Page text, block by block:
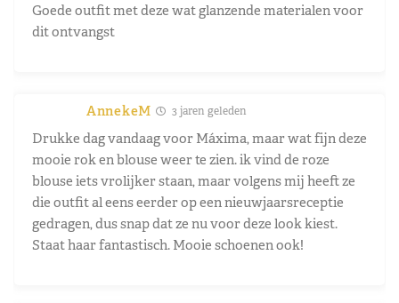
Goede outfit met deze wat glanzende materialen voor
dit ontvangst
AnnekeM 3 jaren geleden
Drukke dag vandaag voor Máxima, maar wat fijn deze
mooie rok en blouse weer te zien. ik vind de roze
blouse iets vrolijker staan, maar volgens mij heeft ze
die outfit al eens eerder op een nieuwjaarsreceptie
gedragen, dus snap dat ze nu voor deze look kiest.
Staat haar fantastisch. Mooie schoenen ook!